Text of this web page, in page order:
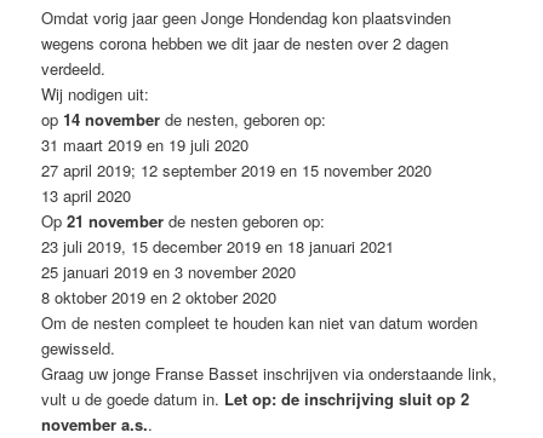
Omdat vorig jaar geen Jonge Hondendag kon plaatsvinden
wegens corona hebben we dit jaar de nesten over 2 dagen
verdeeld.
Wij nodigen uit:
op14 november de nesten, geboren op:
31 maart 2019 en 19 juli 2020
27 april 2019; 12 september 2019 en 15 november 2020
13 april 2020
Op21 november de nesten geboren op:
23 juli 2019, 15 december 2019 en 18 januari 2021
25 januari 2019 en 3 november 2020
8 oktober 2019 en 2 oktober 2020
Om de nesten compleet te houden kan niet van datum worden
gewisseld.
Graag uw jonge Franse Basset inschrijven via onderstaande link,
vult u de goede datum in. Let op: de inschrijving sluit op 2
november a.s..